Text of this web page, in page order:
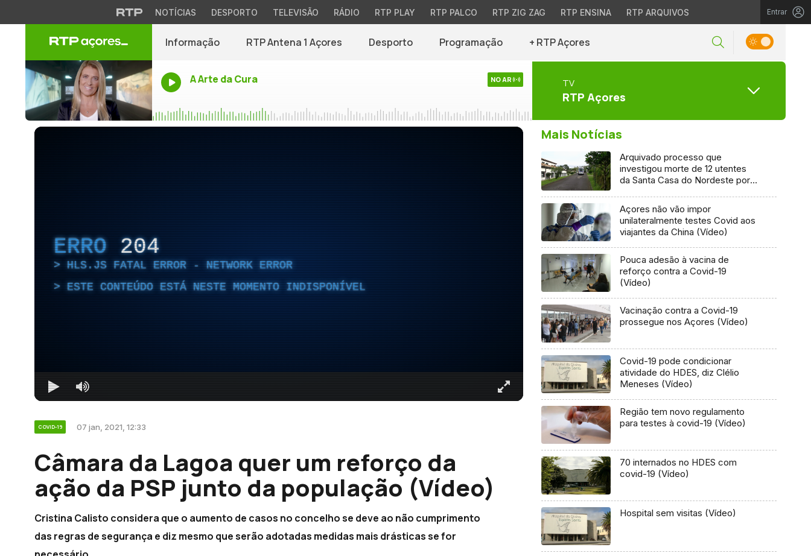
NOTÍCIAS DESPORTO TELEVISÃO RÁDIO RTP PLAY RTP PALCO RTP ZIG ZAG RTP ENSINA RTP ARQUIVOS Entrar
Informação RTP Antena 1 Açores Desporto Programação + RTP Açores
A Arte da Cura NO AR TV
RTP Açores
ERRO 204
HLS.JS FATAL ERROR - NETWORK ERROR
ESTE CONTEÚDO ESTÁ NESTE MOMENTO INDISPONÍVEL
COVID-19 07 jan, 2021, 12:33
Câmara da Lagoa quer um reforço da
ação da PSP junto da população (Vídeo)
Cristina Calisto considera que o aumento de casos no concelho se deve ao não cumprimento
das regras de segurança e diz mesmo que serão adotadas medidas mais drásticas se for
Mais Notícias
Arquivado processo que
investigou morte de 12 utentes
da Santa Casa do Nordeste por
Açores não vão impor
unilateralmente testes Covid aos
viajantes da China (Vídeo)
Pouca adesão à vacina de
reforço contra a Covid-19
(Vídeo)
Vacinação contra a Covid-19
prossegue nos Açores (Vídeo)
Covid-19 pode condicionar
atividade do HDES, diz Clélio
Meneses (Vídeo)
Região tem novo regulamento
para testes à covid-19 (Vídeo)
70 internados no HDES com
covid-19 (Vídeo)
Hospital sem visitas (Vídeo)